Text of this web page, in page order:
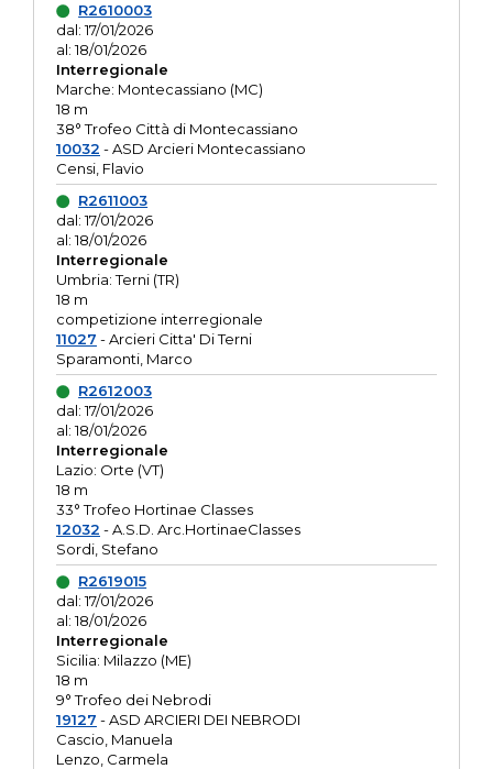
R2610003
dal: 17/01/2026
al: 18/01/2026
Interregionale
Marche: Montecassiano (MC)
18 m
38° Trofeo Città di Montecassiano
10032 - ASD Arcieri Montecassiano
Censi, Flavio
R2611003
dal: 17/01/2026
al: 18/01/2026
Interregionale
Umbria: Terni (TR)
18 m
competizione interregionale
11027 - Arcieri Citta' Di Terni
Sparamonti, Marco
R2612003
dal: 17/01/2026
al: 18/01/2026
Interregionale
Lazio: Orte (VT)
18 m
33° Trofeo Hortinae Classes
12032 - A.S.D. Arc.HortinaeClasses
Sordi, Stefano
R2619015
dal: 17/01/2026
al: 18/01/2026
Interregionale
Sicilia: Milazzo (ME)
18 m
9° Trofeo dei Nebrodi
19127 - ASD ARCIERI DEI NEBRODI
Cascio, Manuela
Lenzo, Carmela